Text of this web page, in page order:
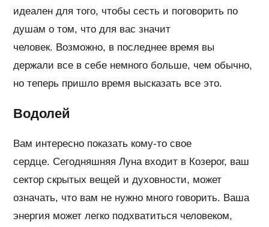
идеален для того, чтобы сесть и поговорить по
душам о том, что для вас значит
человек. Возможно, в последнее время вы
держали все в себе немного больше, чем обычно,
но теперь пришло время высказать все это.
Водолей
Вам интересно показать кому-то свое
сердце. Сегодняшняя Луна входит в Козерог, ваш
сектор скрытых вещей и духовности, может
означать, что вам не нужно много говорить. Ваша
энергия может легко подхватиться человеком,